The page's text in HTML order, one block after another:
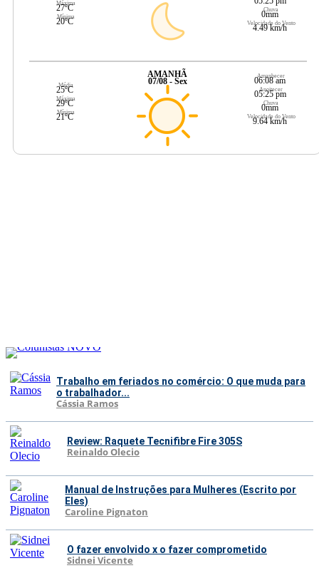
Máxima
27ºC
Mínima
20ºC
Chuva
0mm
Velocidade do Vento
4.49 km/h
Média
25ºC
Máxima
29ºC
Mínima
21ºC
AMANHÃ
07/08 - Sex
Amanhecer
06:08 am
Anoitecer
05:25 pm
Chuva
0mm
Velocidade do Vento
9.64 km/h
Trabalho em feriados no comércio: O que muda para
o trabalhador...
Cássia Ramos
Review: Raquete Tecnifibre Fire 305S
Reinaldo Olecio
Manual de Instruções para Mulheres (Escrito por
Eles)
Caroline Pignaton
O fazer envolvido x o fazer comprometido
Sidnei Vicente